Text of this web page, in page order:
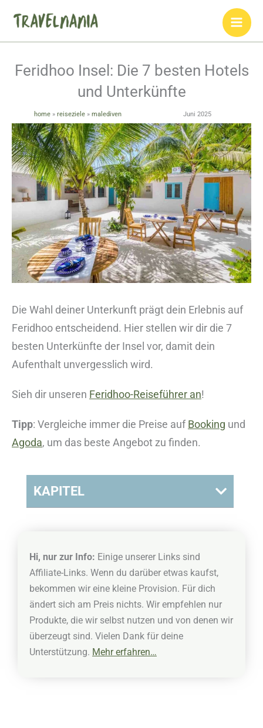
Inhalt
springen
Feridhoo Insel: Die 7 besten Hotels
und Unterkünfte
home» reiseziele» malediven Juni 2025
Die Wahl deiner Unterkunft prägt dein Erlebnis auf
Feridhoo entscheidend. Hier stellen wir dir die 7
besten Unterkünfte der Insel vor, damit dein
Aufenthalt unvergesslich wird.
Sieh dir unseren Feridhoo-Reiseführer an!
Tipp: Vergleiche immer die Preise aufBooking und
Agoda, um das beste Angebot zu finden.
KAPITEL
Hi, nur zur Info: Einige unserer Links sind
Affiliate-Links. Wenn du darüber etwas kaufst,
bekommen wir eine kleine Provision. Für dich
ändert sich am Preis nichts. Wir empfehlen nur
Produkte, die wir selbst nutzen und von denen wir
überzeugt sind. Vielen Dank für deine
Unterstützung. Mehr erfahren…